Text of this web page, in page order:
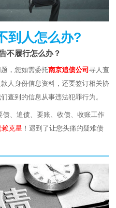
到人怎么办?
不履行怎么办？
，您如需委托南京追债公司寻人查
人身份信息资料，还要签订相关协
查到的信息从事违法犯罪行为。
债、追债、要账、收债、收账工作
赖克星 ！遇到了让您头痛的疑难债